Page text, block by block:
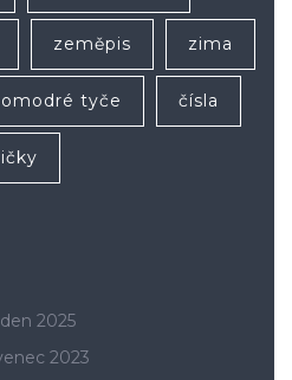
zeměpis zima
tyče čísla
2025
2023